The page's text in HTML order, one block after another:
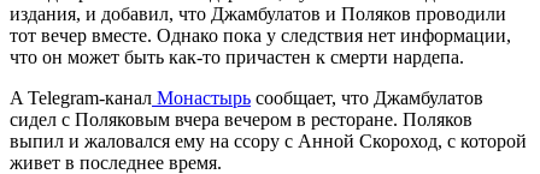
издания, и добавил, что Джамбулатов и Поляков проводили
тот вечер вместе. Однако пока у следствия нет информации,
что он может быть как-то причастен к смерти нардепа.
A Telegram-канал Монастырь сообщает, что Джамбулатов
сидел с Поляковым вчера вечером в ресторане. Поляков
выпил и жаловался ему на ссору с Анной Скороход, с которой
живет в последнее время.